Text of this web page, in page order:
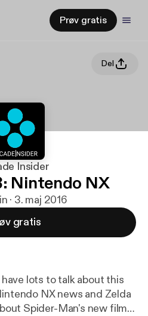
Prøv gratis
Del
Insider
Nintendo NX
· 3. maj 2016
gratis
lots to talk about this
NX news and Zelda
Spider-Man's new film,